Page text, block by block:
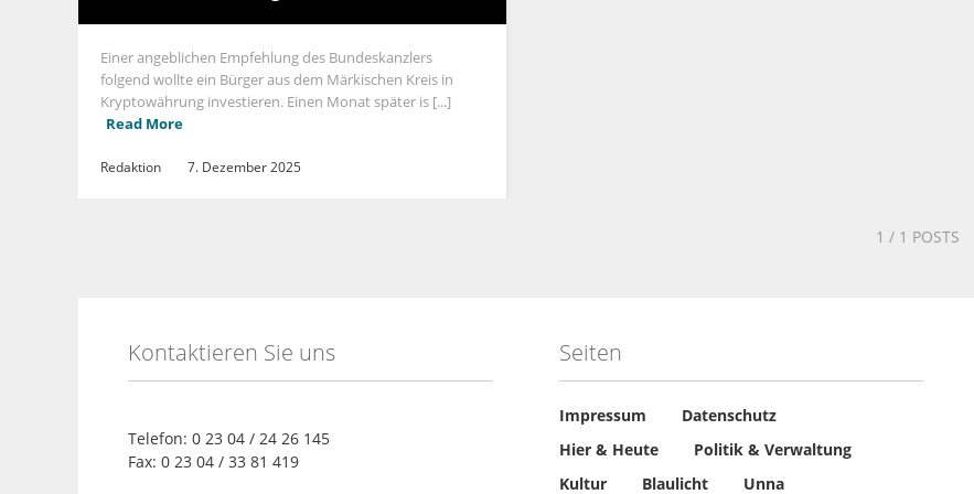
Einer angeblichen Empfehlung des Bundeskanzlers
folgend wollte ein Bürger aus dem Märkischen Kreis in
Kryptowährung investieren. Einen Monat später is [...]
Read More
Redaktion 7. Dezember 2025
1 / 1 POSTS
Kontaktieren Sie uns
Telefon: 0 23 04 / 24 26 145
Fax: 0 23 04 / 33 81 419
Seiten
Impressum
Datenschutz
Hier & Heute
Politik & Verwaltung
Kultur
Blaulicht Unna